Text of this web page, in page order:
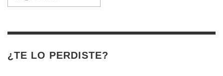
¿TE LO PERDISTE?